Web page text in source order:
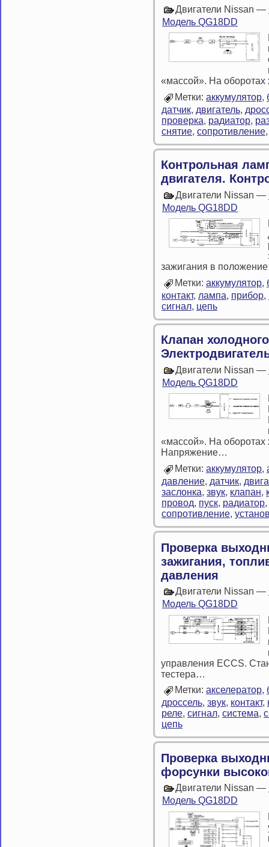
Двигатели Nissan —
Модель QG18DD
«массой». На
Метки: аккумулятор,
датчик, двигатель,
проверка, радиатор,
снятие, сопротивление
Контрольная
двигателя.
Двигатели Nissan —
Модель QG18DD
зажигания в
Метки: аккумулятор,
контакт, лампа, прибор,
сигнал, цепь
Клапан
Двигатели Nissan —
Модель QG18DD
«массой». На оборотах
Напряжение…
Метки: аккумулятор,
давление, датчик,
заслонка, звук, клапан,
провод, пуск, радиатор,
сопротивление,
Проверка
зажигания,
давления
Двигатели Nissan —
Модель QG18DD
управления ECCS.
тестера…
Метки: акселератор,
дроссель, звук, контакт,
реле, сигнал, система,
цепь
Проверка
форсунки
Двигатели Nissan —
Модель QG18DD